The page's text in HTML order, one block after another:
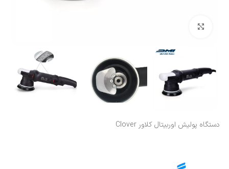
دستگاه پولیش اوربیتال کلاور Clover